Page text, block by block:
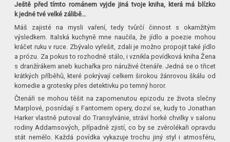
Ještě před tímto románem vyjde jiná tvoje kniha, která má blízko
k jedné tvé velké zálibě…
Máš zajisté na mysli vaření, tedy tvůrčí činnost s okamžitým
výsledkem. Italská kuchyně mne naučila, že jídlo a poezie mohou
kráčet ruku v ruce. Zbývalo vyřešit, zdali je možno propojit také jídlo
a prózu. Za pokus to rozhodně stálo, i vznikla povídková kniha Žena
s dranžírákem aneb kuchařka pro náruživé čtenáře. Jedná se o třicet
krátkých příběhů, které pokrývají celkem širokou žánrovou škálu od
komedie a grotesky přes detektivku po temný horor.
Čtenáři se mohou těšit na zapomenutou epizodu ze života slečny
Marplové, posnídají s Fantomem opery, dozví se, kudy to Jonathan
Harker vlastně putoval do Transylvánie, stráví horké chvilky v salonu
rodiny Addamsových, případně zjistí, co by se zvěrolékaři opravdu
stát nemělo. Každá povídka vykazuje trochu jiný styl i atmosféru,